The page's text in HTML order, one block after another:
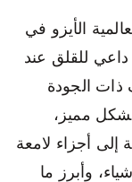
الأيزو في
داعي للقلق عند
ذات الجودة
مميز،
إلى أجزاء لامعة
وأبرز ما